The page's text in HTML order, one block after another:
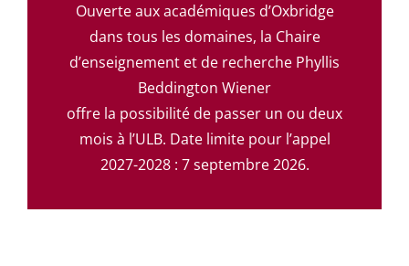
Ouverte aux académiques d’Oxbridge
dans tous les domaines, la Chaire
d’enseignement et de recherche Phyllis
Beddington Wiener
offre la possibilité de passer un ou deux
mois à l’ULB. Date limite pour l’appel
2027-2028 : 7 septembre 2026.